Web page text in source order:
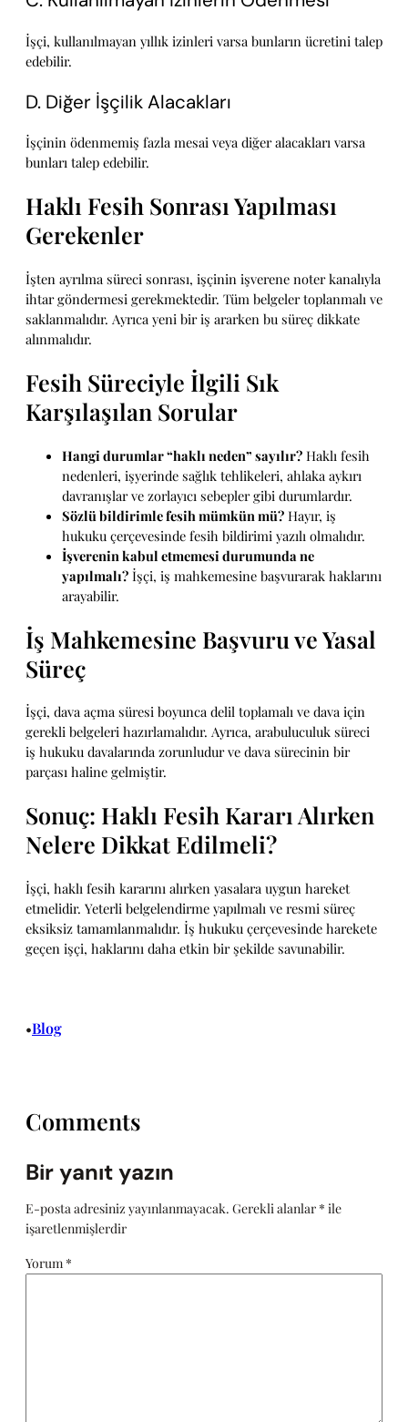
İşçi, kullanılmayan yıllık izinleri varsa bunların ücretini talep
edebilir.
D. Diğer İşçilik Alacakları
İşçinin ödenmemiş fazla mesai veya diğer alacakları varsa
bunları talep edebilir.
Haklı Fesih Sonrası Yapılması
Gerekenler
İşten ayrılma süreci sonrası, işçinin işverene noter kanalıyla
ihtar göndermesi gerekmektedir. Tüm belgeler toplanmalı ve
saklanmalıdır. Ayrıca yeni bir iş ararken bu süreç dikkate
alınmalıdır.
Fesih Süreciyle İlgili Sık
Karşılaşılan Sorular
Hangi durumlar “haklı neden” sayılır? Haklı fesih
nedenleri, işyerinde sağlık tehlikeleri, ahlaka aykırı
davranışlar ve zorlayıcı sebepler gibi durumlardır.
Sözlü bildirimle fesih mümkün mü? Hayır, iş
hukuku çerçevesinde fesih bildirimi yazılı olmalıdır.
İşverenin kabul etmemesi durumunda ne
yapılmalı? İşçi, iş mahkemesine başvurarak haklarını
arayabilir.
İş Mahkemesine Başvuru ve Yasal
Süreç
İşçi, dava açma süresi boyunca delil toplamalı ve dava için
gerekli belgeleri hazırlamalıdır. Ayrıca, arabuluculuk süreci
iş hukuku davalarında zorunludur ve dava sürecinin bir
parçası haline gelmiştir.
Sonuç: Haklı Fesih Kararı Alırken
Nelere Dikkat Edilmeli?
İşçi, haklı fesih kararını alırken yasalara uygun hareket
etmelidir. Yeterli belgelendirme yapılmalı ve resmi süreç
eksiksiz tamamlanmalıdır. İş hukuku çerçevesinde harekete
geçen işçi, haklarını daha etkin bir şekilde savunabilir.
•Blog
Comments
Bir yanıt yazın
E-posta adresiniz yayınlanmayacak. Gerekli alanlar * ile
işaretlenmişlerdir
Yorum *